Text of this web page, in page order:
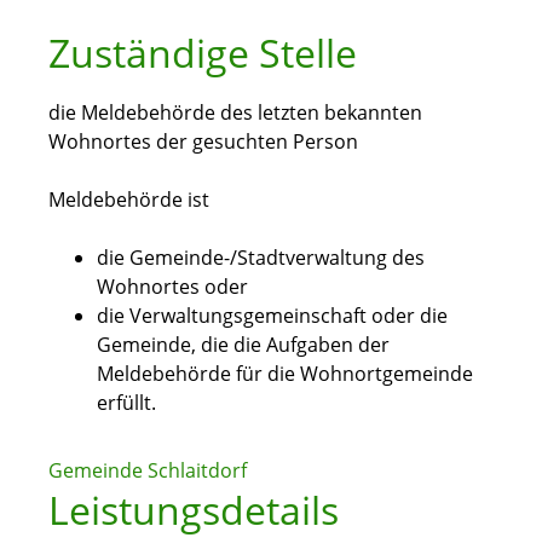
Zuständige Stelle
die Meldebehörde des letzten bekannten
Wohnortes der gesuchten Person
Meldebehörde ist
die Gemeinde-/Stadtverwaltung des
Wohnortes oder
die Verwaltungsgemeinschaft oder die
Gemeinde, die die Aufgaben der
Meldebehörde für die Wohnortgemeinde
erfüllt.
Gemeinde Schlaitdorf
Leistungsdetails